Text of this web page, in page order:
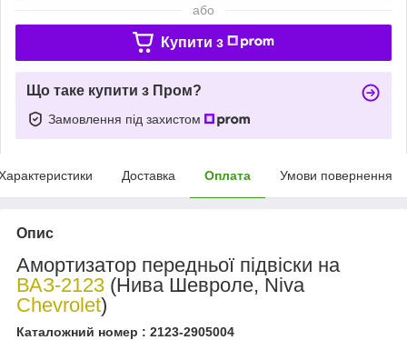
або
Купити з
Що таке купити з Пром?
Замовлення під захистом
Доставка Оплата Умови повернення
Опис
Амортизатор передньої підвіски на
ВАЗ-2123 (Нива Шевроле, Niva
Chevrolet)
Каталожний номер : 2123-2905004